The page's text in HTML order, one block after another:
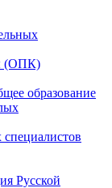
(ОПК)
образование
Русской